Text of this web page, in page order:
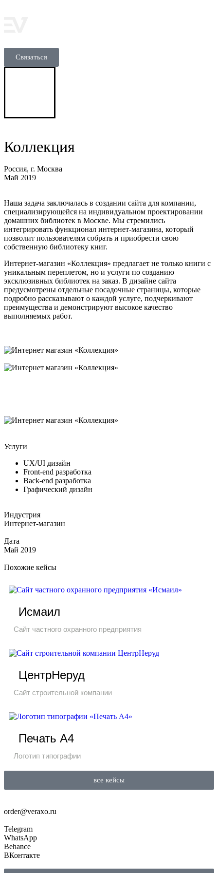
Связаться
Коллекция
Россия, г. Москва
Май 2019
Наша задача заключалась в создании сайта для компании,
специализирующейся на индивидуальном проектировании
домашних библиотек в Москве. Мы стремились
интегрировать функционал интернет-магазина, который
позволит пользователям собрать и приобрести свою
собственную библиотеку книг.
Интернет-магазин «Коллекция» предлагает не только книги с
уникальным переплетом, но и услуги по созданию
эксклюзивных библиотек на заказ. В дизайне сайта
предусмотрены отдельные посадочные страницы, которые
подробно рассказывают о каждой услуге, подчеркивают
преимущества и демонстрируют высокое качество
выполняемых работ.
Услуги
UX/UI дизайн
Front-end разработка
Back-end разработка
Графический дизайн
Индустрия
Интернет-магазин
Дата
Май 2019
Похожие кейсы
Исмаил
Сайт частного охранного предприятия
ЦентрНеруд
Сайт строительной компании
Печать А4
Логотип типографии
все кейсы
order@veraxo.ru
Telegram
WhatsApp
Behance
ВКонтакте